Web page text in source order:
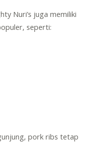
Nuri’s juga memiliki
seperti:
pork ribs tetap